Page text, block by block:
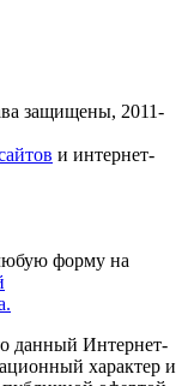
защищены, 2011-
и интернет-
форму на
данный Интернет-
характер и